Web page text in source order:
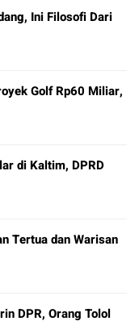
Ini Filosofi Dari
Golf Rp60 Miliar,
di Kaltim, DPRD
Tertua dan Warisan
DPR, Orang Tolol